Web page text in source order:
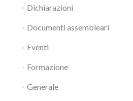
Dichiarazioni
Documenti assembleari
Eventi
Formazione
Generale